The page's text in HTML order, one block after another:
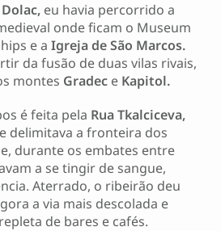
Dolac,eu havia percorrido a
onde ficam o Museum
e a Igreja de São Marcos.
da fusão de duas vilas rivais,
montes Gradece Kapitol.
é feita pela Rua Tkalciceva,
delimitava a fronteira dos
durante os embates entre
a se tingir de sangue,
Aterrado, o ribeirão deu
a via mais descolada e
de bares e cafés.